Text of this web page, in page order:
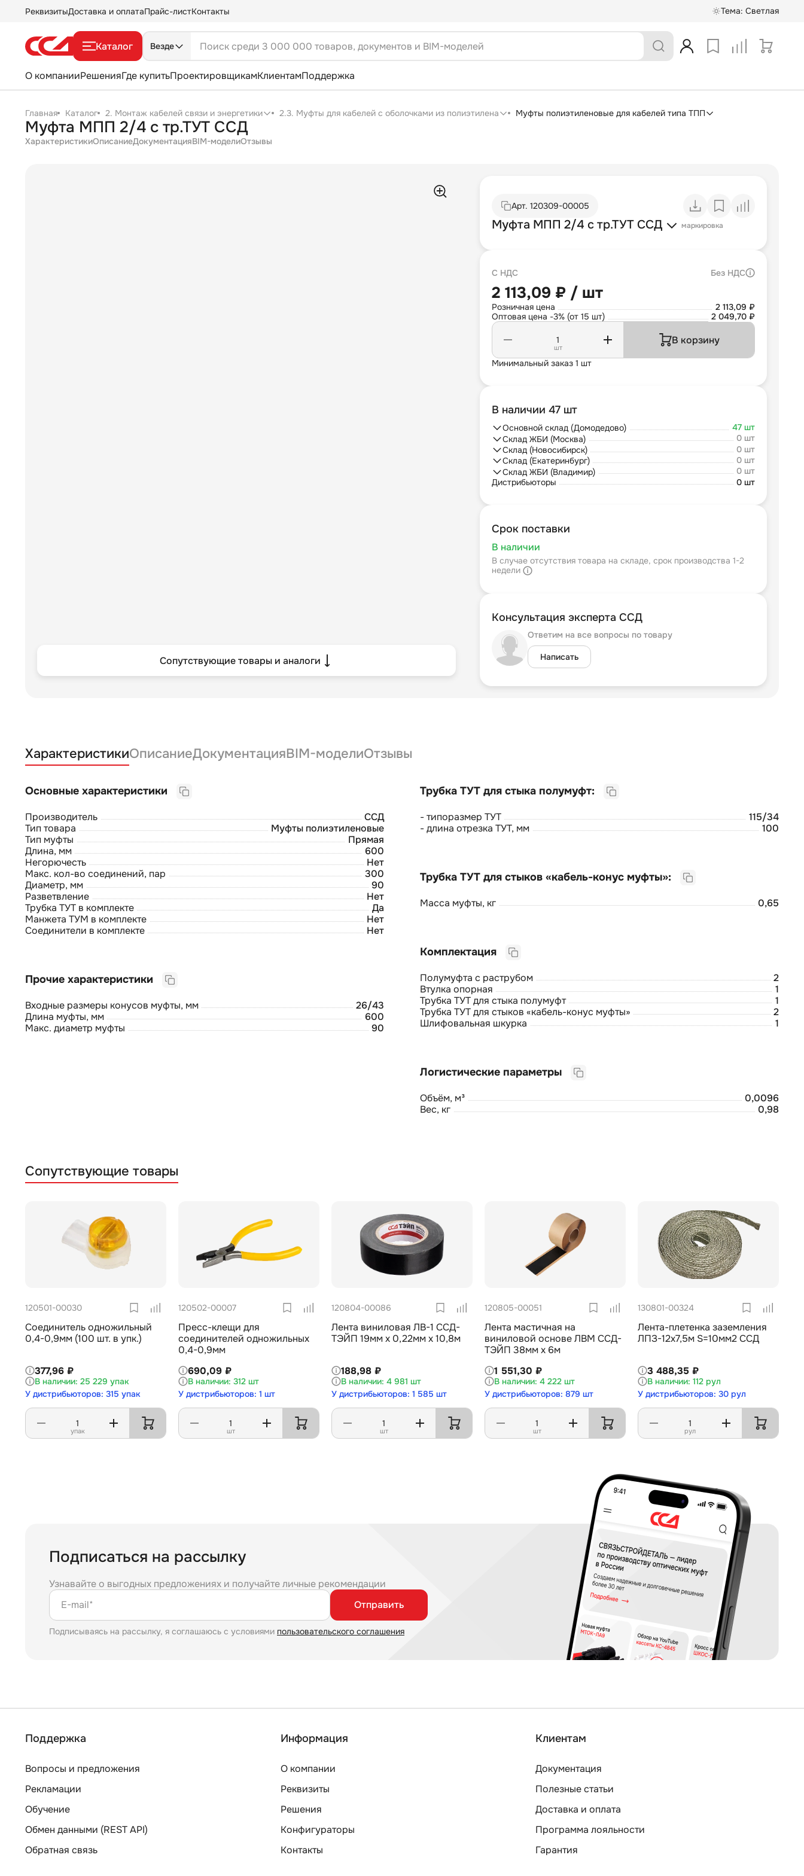
РеквизитыДоставка и оплатаПрайс-листКонтакты Тема: Светлая
Каталог Везде
О компанииРешенияГде купитьПроектировщикамКлиентамПоддержка
Главная Каталог 2. Монтаж кабелей связи и энергетики 2.3. Муфты для кабелей с оболочками из полиэтилена Муфты полиэтиленовые для кабелей типа ТПП
Муфта МПП 2/4 с тр.ТУТ ССД
ХарактеристикиОписаниеДокументацияBIM-моделиОтзывы
Сопутствующие товары и аналоги
Арт. 120309-00005
Муфта МПП 2/4 с тр.ТУТ ССД маркировка
С НДС Без НДС
2 113,09 ₽ / шт
Розничная цена
2 113,09 ₽
Оптовая цена -3% (от 15 шт)
2 049,70 ₽
шт
В корзину
Минимальный заказ 1 шт
В наличии 47 шт
Основной склад (Домодедово)
47 шт
Склад ЖБИ (Москва)
0 шт
Склад (Новосибирск)
0 шт
Склад (Екатеринбург)
0 шт
Склад ЖБИ (Владимир)
0 шт
Дистрибьюторы
0 шт
Срок поставки
В наличии
В случае отсутствия товара на складе, срок производства 1-2
недели
Консультация эксперта ССД
Ответим на все вопросы по товару
Написать
ХарактеристикиОписаниеДокументацияBIM-моделиОтзывы
Производитель
ССД
Тип товара
Муфты полиэтиленовые
Тип муфты
Прямая
Длина, мм
600
Негорючесть
Нет
Макс. кол-во соединений, пар
300
Диаметр, мм
90
Разветвление
Нет
Трубка ТУТ в комплекте
Да
Манжета ТУМ в комплекте
Нет
Соединители в комплекте
Нет
Входные размеры конусов муфты, мм
26/43
Длина муфты, мм
600
Макс. диаметр муфты
90
- типоразмер ТУТ
115/34
- длина отрезка ТУТ, мм
100
Масса муфты, кг 0,65
Полумуфта с раструбом
2
Втулка опорная
1
Трубка ТУТ для стыка полумуфт
1
Трубка ТУТ для стыков «кабель-конус муфты»
2
Шлифовальная шкурка
1
Объём, м³
0,0096
Вес, кг
0,98
Сопутствующие товары
120501-00030
Соединитель одножильный
0,4-0,9мм (100 шт. в упк.)
377,96 ₽
25 229 упак
У дистрибьюторов: 315 упак
упак
120502-00007
Пресс-клещи для
соединителей одножильных
0,4-0,9мм
690,09 ₽
312 шт
У дистрибьюторов: 1 шт
шт
120804-00086
Лента виниловая ЛВ-1 ССД-
ТЭЙП 19мм х 0,22мм х 10,8м
188,98 ₽
4 981 шт
У дистрибьюторов: 1 585 шт
шт
120805-00051
Лента мастичная на
виниловой основе ЛВМ ССД-
ТЭЙП 38мм х 6м
1 551,30 ₽
4 222 шт
У дистрибьюторов: 879 шт
шт
130801-00324
Лента-плетенка заземления
ЛПЗ-12х7,5м S=10мм2 ССД
3 488,35 ₽
112 рул
У дистрибьюторов: 30 рул
рул
Подписаться на рассылку
Узнавайте о выгодных предложениях и получайте личные рекомендации
E-mail*
Отправить
Подписываясь на рассылку, я соглашаюсь с условиями пользовательского соглашения
Поддержка
Вопросы и предложения
Рекламации
Обучение
Обмен данными (REST API)
Обратная связь
Информация
О компании
Реквизиты
Решения
Конфигураторы
Контакты
Клиентам
Документация
Полезные статьи
Доставка и оплата
Программа лояльности
Гарантия